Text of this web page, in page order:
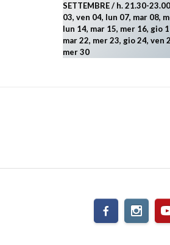
SETTEMBRE / h. 21.30-
03, ven 04, lun 07, mar 08,
lun 14, mar 15, mer 16, gio
mar 22, mer 23, gio 24, ven
mer 30